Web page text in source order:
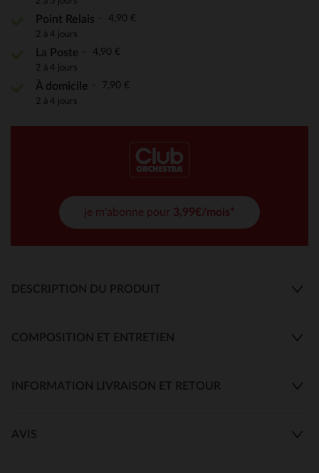
Point Relais 4,90 €
2 à 4 jours
La Poste 4,90 €
2 à 4 jours
À domicile 7,90 €
2 à 4 jours
je m'abonne pour 3,99€/mois*
DESCRIPTION DU PRODUIT
COMPOSITION ET ENTRETIEN
INFORMATION LIVRAISON ET RETOUR
AVIS